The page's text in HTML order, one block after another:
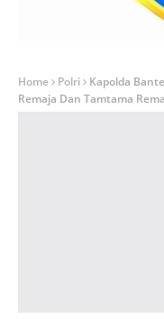
Home Polri
Kapolda
Remaja Dan Tamtama